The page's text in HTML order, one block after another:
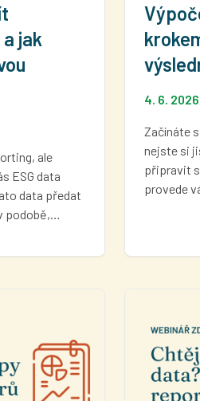
jak
ale
ESG data
data předat
podobě,…
4. 6.
Začínáte
nejste si
připravit
provede